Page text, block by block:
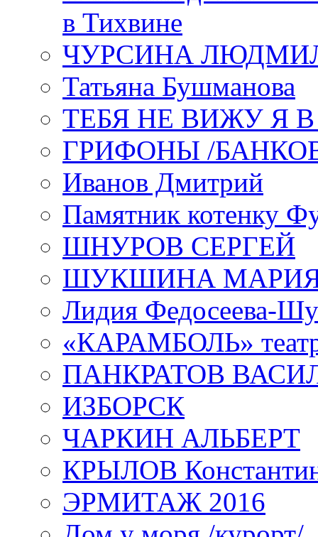
в Тихвине
ЧУРСИНА
Татьяна Бушманова
ТЕБЯ НЕ ВИЖУ Я
ГРИФОНЫ /
Иванов Дмитрий
Памятник котенку
ШНУРОВ СЕРГЕЙ
ШУКШИНА
Лидия Федосеева-
«КАРАМБОЛЬ»
ПАНКРАТОВ
ИЗБОРСК
ЧАРКИН АЛЬБЕРТ
КРЫЛОВ
ЭРМИТАЖ 2016